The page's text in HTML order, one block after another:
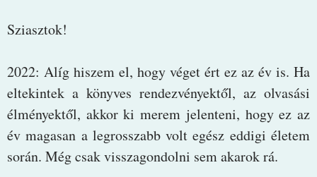
Sziasztok!
2022: Alíg hiszem el, hogy véget ért ez az év is. Ha
eltekintek a könyves rendezvényektől, az olvasási
élményektől, akkor ki merem jelenteni, hogy ez az
év magasan a legrosszabb volt egész eddigi életem
során. Még csak visszagondolni sem akarok rá.